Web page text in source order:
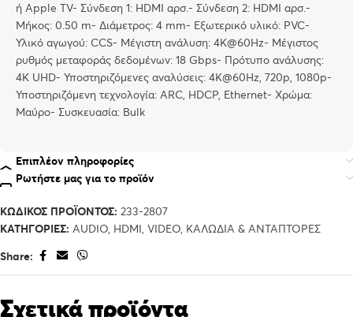
ή Apple TV- Σύνδεση 1: HDMI αρσ.- Σύνδεση 2: HDMI αρσ.-
Μήκος: 0.50 m- Διάμετρος: 4 mm- Εξωτερικό υλικό: PVC-
Υλικό αγωγού: CCS- Μέγιστη ανάλυση: 4K@60Hz- Μέγιστος
ρυθμός μεταφοράς δεδομένων: 18 Gbps- Πρότυπο ανάλυσης:
4K UHD- Υποστηριζόμενες αναλύσεις: 4K@60Hz, 720p, 1080p-
Υποστηριζόμενη τεχνολογία: ARC, HDCP, Ethernet- Χρώμα:
Μαύρο- Συσκευασία: Bulk
Επιπλέον πληροφορίες
Ρωτήστε μας για το προϊόν
ΚΩΔΙΚΌΣ ΠΡΟΪΌΝΤΟΣ: 233-2807
ΚΑΤΗΓΟΡΊΕΣ: AUDIO, HDMI, VIDEO, ΚΑΛΏΔΙΑ & ΑΝΤΆΠΤΟΡΕΣ
Share:
Σχετικά προϊόντα